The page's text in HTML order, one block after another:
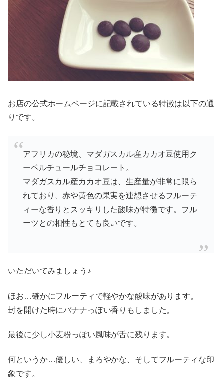
お店の公式ホームページに記載されている特徴は以下の通
りです。
アフリカの秘境、マダガスカル産カカオ豆使用ク
ーベルチュールチョコレート。
マダガスカル産カカオ豆は、生産量が非常に限ら
れており、赤や黄色の果実を連想させるフルーテ
ィーな香りとスッキリした酸味が特徴です。フル
ーツとの相性もとても良いです。
いただいてみましょう♪
ほお…確かにフルーティで軽やかな酸味があります。
封を開けた時にバナナっぽい香りもしました。
最後に少し小麦粉っぽい風味が舌に残ります。
何というか…優しい、まろやかな、そしてフルーティな印
象です。